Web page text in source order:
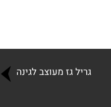
גריל גז מעוצב לגינה